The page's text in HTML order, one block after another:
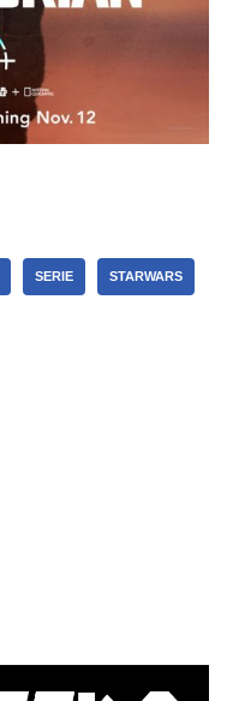
SERIE STARWARS